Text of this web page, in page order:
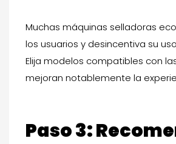
Muchas máquinas selladoras
los usuarios y desincentiva su
Elija modelos compatibles con
mejoran notablemente la
Paso 3: